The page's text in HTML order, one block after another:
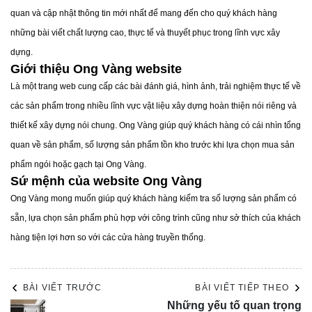
Ưu điểm: Chi phí thấp, dễ thực hiện.
Phù hợp với: Nền đất có độ sâu yếu nhỏ (dưới 3m).
3.2. Phương pháp thay thế đất yếu
Đây là biện pháp loại bỏ lớp đất yếu và thay thế bằng các
loại vật liệu có độ bền cao như cát, đá dăm hoặc bê tông.
Ưu điểm: Hiệu quả lâu dài, tăng độ bền cho công trình.
Nhược điểm: Tốn kém chi phí và thời gian.
Phù hợp với: Nền đất yếu mỏng và độ sâu nhỏ.
3.3. Phương pháp sử dụng cọc bê tông cốt thép
Phương pháp này sử dụng các cọc bê tông cốt thép đóng
sâu xuống nền đất để truyền tải trọng công trình xuống các
lớn.
Nhược điểm: Chi phí cao, cần thiết bị thi công chuyên
dụng.
quan và cập nhật thông tin mới nhất để mang đến cho quý khách hàng
những bài viết chất lượng cao, thực tế và thuyết phục trong lĩnh vực xây
dựng.
Giới thiệu Ong Vàng website
Là một trang web cung cấp các bài đánh giá, hình ảnh, trải nghiệm thực tế về
các sản phẩm trong nhiều lĩnh vực vật liệu xây dựng hoàn thiện nói riêng và
thiết kế xây dựng nói chung. Ong Vàng giúp quý khách hàng có cái nhìn tổng
quan về sản phẩm, số lượng sản phẩm tồn kho trước khi lựa chọn mua sản
phẩm ngói hoặc gạch tại Ong Vàng.
Sứ mệnh của website Ong Vàng
Ong Vàng mong muốn giúp quý khách hàng kiếm tra số lượng sản phẩm có
sẵn, lựa chọn sản phẩm phù hợp với công trình cũng như sở thích của khách
hàng tiện lợi hơn so với các cửa hàng truyền thống.
BÀI VIẾT TRƯỚC BÀI VIẾT TIẾP THEO
Những yếu tố quan trọng